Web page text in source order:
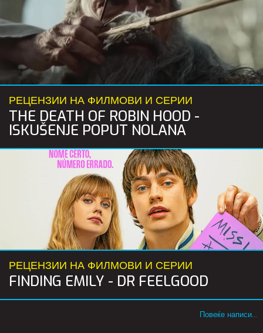
РЕЦЕНЗИИ НА ФИЛМОВИ И СЕРИИ
THE DEATH OF ROBIN HOOD -
ISKUŠENJE POPUT NOLANA
РЕЦЕНЗИИ НА ФИЛМОВИ И СЕРИИ
FINDING EMILY - DR FEELGOOD
Повеќе написи...